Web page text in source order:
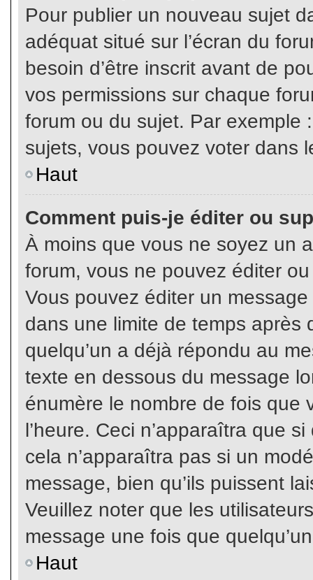
Pour publier un nouveau sujet
adéquat situé sur l’écran du
besoin d’être inscrit avant de
vos permissions sur chaque
forum ou du sujet. Par exemple
sujets, vous pouvez voter dans
Haut
Comment puis-je éditer ou
À moins que vous ne soyez un
forum, vous ne pouvez éditer
Vous pouvez éditer un
dans une limite de temps après
quelqu’un a déjà répondu au
texte en dessous du message
énumère le nombre de fois que
l’heure. Ceci n’apparaîtra que
cela n’apparaîtra pas si un
message, bien qu’ils puissent
Veuillez noter que les
message une fois que
Haut